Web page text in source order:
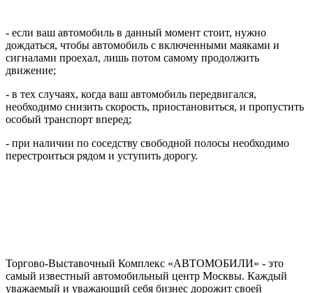
- если ваш автомобиль в данный момент стоит, нужно
дождаться, чтобы автомобиль с включенными маяками и
сигналами проехал, лишь потом самому продолжить
движение;
- в тех случаях, когда ваш автомобиль передвигался,
необходимо снизить скорость, приостановиться, и пропустить
особый транспорт вперед;
- при наличии по соседству свободной полосы необходимо
перестроиться рядом и уступить дорогу.
Торгово-Выставочный Комплекс «АВТОМОБИЛИ» - это
самый известный автомобильный центр Москвы. Каждый
уважаемый и уважающий себя бизнес дорожит своей